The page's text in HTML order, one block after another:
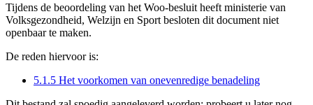
Tijdens de beoordeling van het Woo-besluit heeft ministerie van
Volksgezondheid, Welzijn en Sport besloten dit document niet
openbaar te maken.
De reden hiervoor is:
5.1.5 Het voorkomen van onevenredige benadeling